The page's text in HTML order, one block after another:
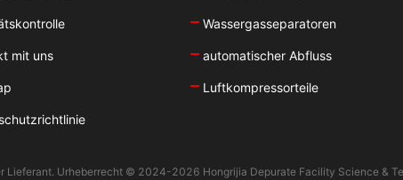
mit uns
Wassergasseparatoren
automatischer Abfluss
Luftkompressorteile
Lieferant. Urheberrecht © 2024-2026 Hongrijia Depurate Facility Science &